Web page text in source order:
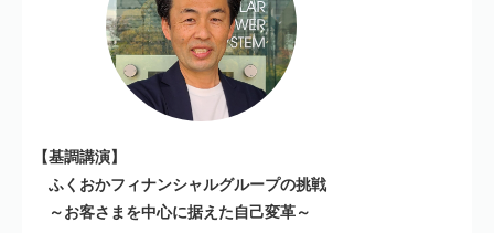
【基調講演】
ふくおかフィナンシャルグループの挑戦
～お客さまを中心に据えた自己変革～